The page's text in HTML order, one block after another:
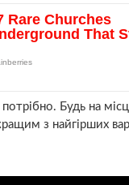
потрібно. Будь на
з найгірших